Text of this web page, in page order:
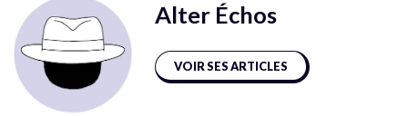
Alter Échos
VOIR SES ARTICLES